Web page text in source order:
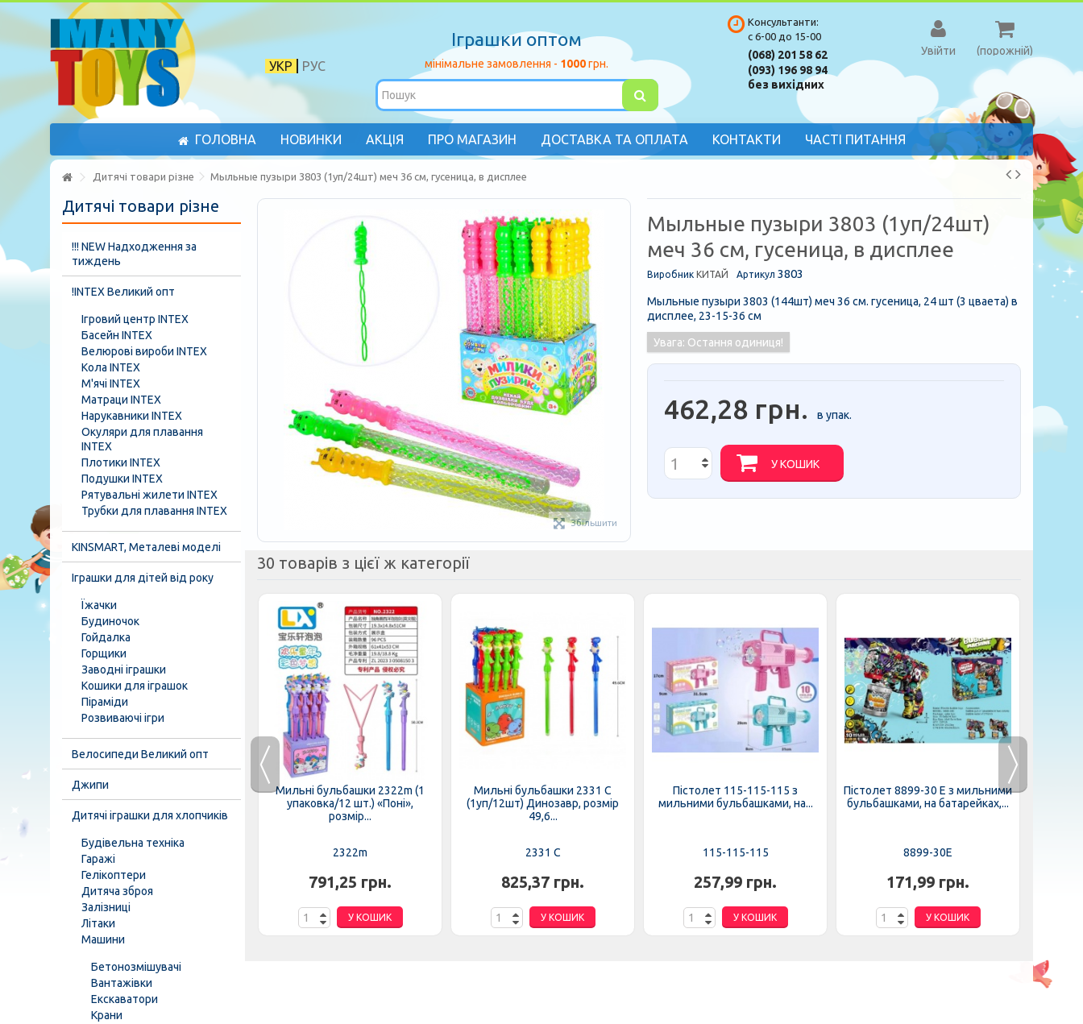
РУС
УКР
Іграшки оптом
мінімальне замовлення - 1000грн.
(порожній)
Увійти
Консультанти:
с 6-00 до 15-00
(068) 201 58 62
(093) 196 98 94
без вихідних
ГОЛОВНА НОВИНКИ АКЦІЯ ПРО МАГАЗИН ДОСТАВКА ТА ОПЛАТА КОНТАКТИ ЧАСТІ ПИТАННЯ
Дитячі товари різне Мыльные пузыри 3803 (1уп/24шт) меч 36 см, гусеница, в дисплее
Збільшити
Мыльные пузыри 3803 (1уп/24шт)
меч 36 см, гусеница, в дисплее
Виробник КИТАЙ Артикул 3803
Мыльные пузыри 3803 (144шт) меч 36 см. гусеница, 24 шт (3 цваета) в
дисплее, 23-15-36 см
Увага: Остання одиниця!
462,28 грн. в упак.
У КОШИК
30 товарів з цієї ж категорії
Машина HY-680 (1уп/8шт)
інерція, світло, звук, в дисплеї
894,53 грн.
Мильні бульбашки 2322m (1
упаковка/12 шт.) «Поні»,
розмір...
2322m
791,25 грн.
У КОШИК
Мильні бульбашки 2331 C
(1уп/12шт) Динозавр, розмір
49,6...
2331 C
825,37 грн.
У КОШИК
Пістолет 115-115-115 з
мильними бульбашками, на...
115-115-115
257,99 грн.
У КОШИК
Пістолет 8899-30 E з мильними
бульбашками, на батарейках,...
8899-30E
171,99 грн.
У КОШИК
Дитячі товари різне
!!! NEW Надходження за
тиждень
!INTEX Великий опт
Ігровий центр INTEX
Басейн INTEX
Велюрові вироби INTEX
Кола INTEX
М'ячі INTEX
Матраци INTEX
Нарукавники INTEX
Окуляри для плавання
INTEX
Плотики INTEX
Подушки INTEX
Рятувальні жилети INTEX
Трубки для плавання INTEX
KINSMART, Металеві моделі
Іграшки для дітей від року
Їжачки
Будиночок
Гойдалка
Горщики
Заводні іграшки
Кошики для іграшок
Піраміди
Розвиваючі ігри
Велосипеди Великий опт
Джипи
Дитячі іграшки для хлопчиків
Будівельна техніка
Гаражі
Гелікоптери
Дитяча зброя
Залізниці
Літаки
Машини
Бетонозмішувачі
Вантажівки
Екскаватори
Крани